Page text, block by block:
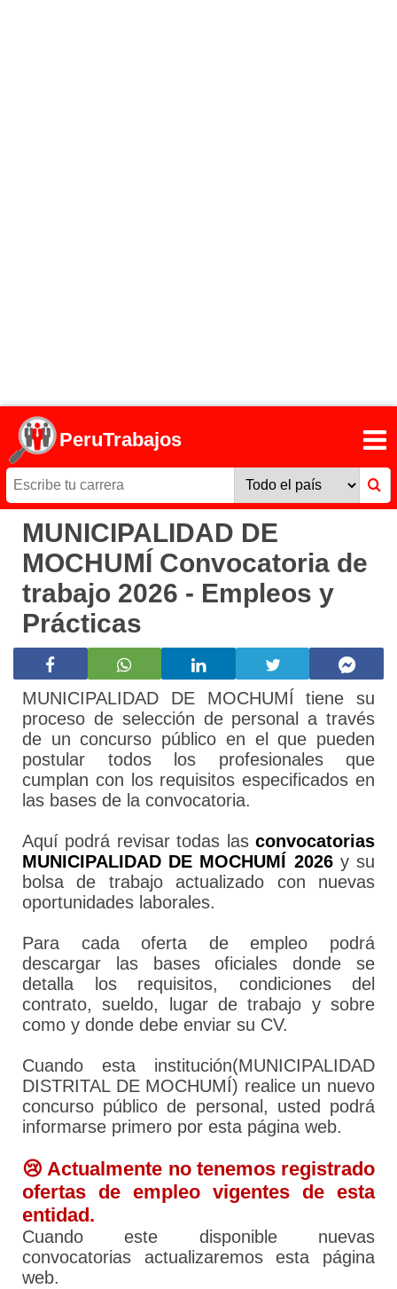
PeruTrabajos
MUNICIPALIDAD DE
MOCHUMÍ Convocatoria de
trabajo 2026 - Empleos y
Prácticas
MUNICIPALIDAD DE MOCHUMÍ tiene su
proceso de selección de personal a través
de un concurso público en el que pueden
postular todos los profesionales que
cumplan con los requisitos especificados en
las bases de la convocatoria.
Aquí podrá revisar todas las convocatorias
MUNICIPALIDAD DE MOCHUMÍ 2026y su
bolsa de trabajo actualizado con nuevas
oportunidades laborales.
Para cada oferta de empleo podrá
descargar las bases oficiales donde se
detalla los requisitos, condiciones del
contrato, sueldo, lugar de trabajo y sobre
como y donde debe enviar su CV.
Cuando esta institución(MUNICIPALIDAD
DISTRITAL DE MOCHUMÍ) realice un nuevo
concurso público de personal, usted podrá
informarse primero por esta página web.
😢 Actualmente no tenemos registrado
ofertas de empleo vigentes de esta
entidad.
Cuando este disponible nuevas
convocatorias actualizaremos esta página
web.